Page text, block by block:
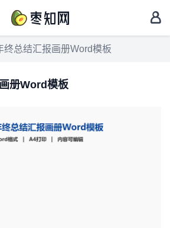
终总结汇报画册Word模板
册Word模板